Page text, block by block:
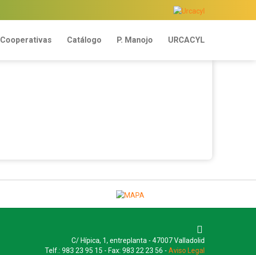
Cooperativas Catálogo P. Manojo URCACYL
C/ Hípica, 1, entreplanta - 47007 Valladolid
Telf.: 983 23 95 15 - Fax: 983 22 23 56 - Aviso Legal